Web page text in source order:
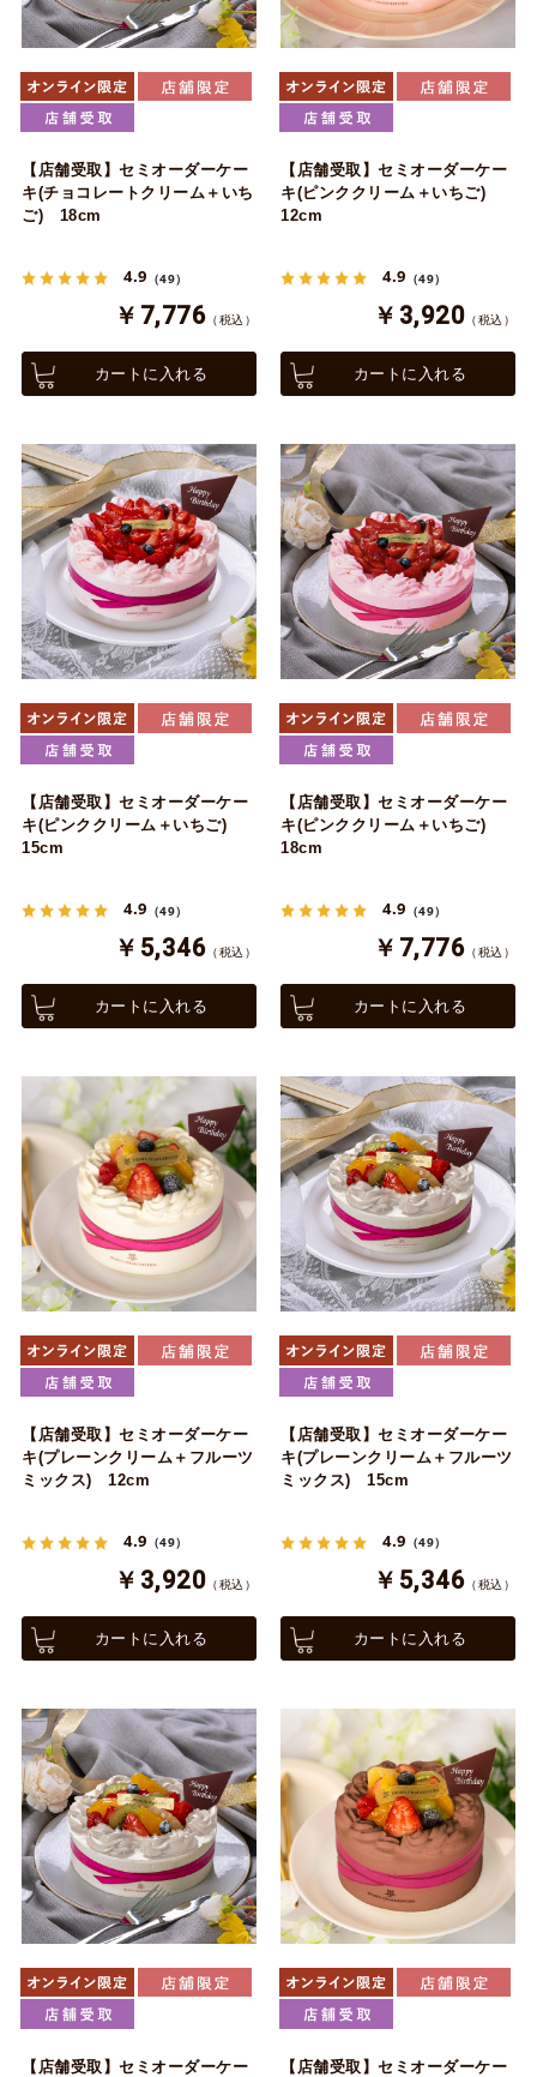
【店舗受取】セミオーダーケー
キ(チョコレートクリーム＋いち
ご) 18cm
4.9 （49）
￥7,776 （税込）
カートに入れる
【店舗受取】セミオーダーケー
キ(ピンククリーム＋いちご)
12cm
4.9 （49）
￥3,920 （税込）
カートに入れる
【店舗受取】セミオーダーケー
キ(ピンククリーム＋いちご)
15cm
4.9 （49）
￥5,346 （税込）
カートに入れる
【店舗受取】セミオーダーケー
キ(ピンククリーム＋いちご)
18cm
4.9 （49）
￥7,776 （税込）
カートに入れる
【店舗受取】セミオーダーケー
キ(プレーンクリーム＋フルーツ
ミックス) 12cm
4.9 （49）
￥3,920 （税込）
カートに入れる
【店舗受取】セミオーダーケー
キ(プレーンクリーム＋フルーツ
ミックス) 15cm
4.9 （49）
￥5,346 （税込）
カートに入れる
【店舗受取】セミオーダーケー
【店舗受取】セミオーダーケー